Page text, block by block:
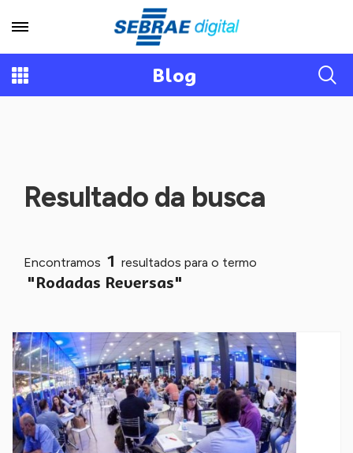
Blog
Resultado da busca
Encontramos 1 resultados para o termo
"Rodadas Reversas"